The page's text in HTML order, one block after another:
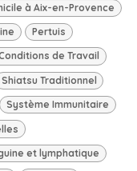
à Aix-en-Provence
Pertuis
de Travail
Shiatsu Traditionnel
Système Immunitaire
et lymphatique